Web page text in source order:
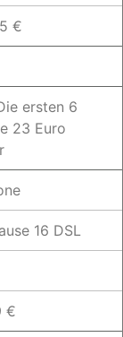
€
ersten 6
23 Euro
16 DSL
€